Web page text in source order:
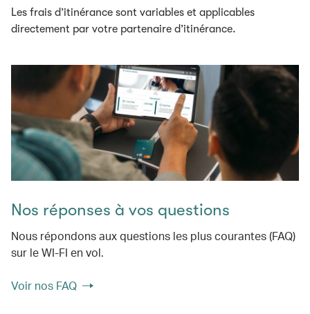
Les frais d’itinérance sont variables et applicables
directement par votre partenaire d’itinérance.
Nos réponses à vos questions
Nous répondons aux questions les plus courantes (FAQ)
sur le WI-FI en vol.
Voir nos FAQ